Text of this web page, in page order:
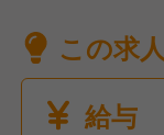
この求
給与